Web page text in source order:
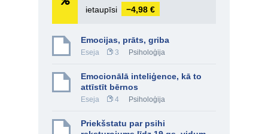
ietaupīsi
−4,98 €
Emocijas, prāts, griba
Eseja 3 Psiholoģija
Emocionālā inteliģence, kā to
attīstīt bērnos
Eseja 4 Psiholoģija
Priekšstatu par psihi